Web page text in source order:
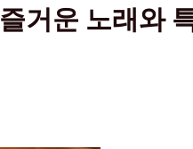
거운 노래와